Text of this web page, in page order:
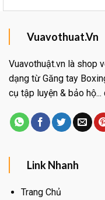
Vuavothuat.Vn
Vuavothuật.vn là shop
dạng từ Găng tay
cụ tập luyện & bảo
Link Nhanh
Trang Chủ